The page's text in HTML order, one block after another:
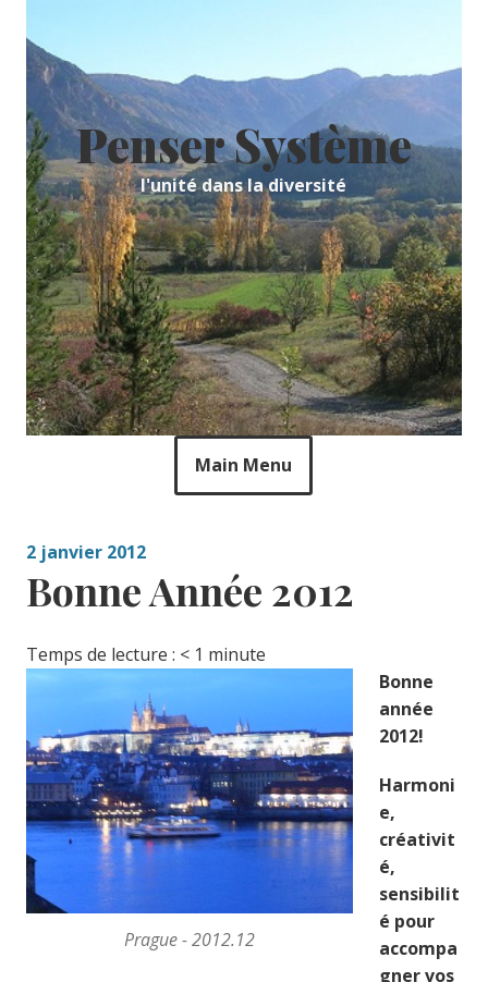
content
Penser Système
l'unité dans la diversité
Main Menu
2 janvier 2012
Bonne Année 2012
Temps de lecture : < 1 minute
Prague - 2012.12
Bonne
année
2012!
Harmoni
e,
créativit
é,
sensibilit
é pour
accompa
gner vos